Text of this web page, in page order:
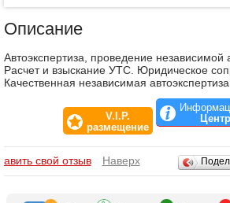
Описание
Автоэкспертиза, проведение независимой
Расчет и взыскание УТС. Юридическое
Качественная независимая автоэкспертиза.
V.I.P.
размещение
Отзывы
свой отзыв Наверх